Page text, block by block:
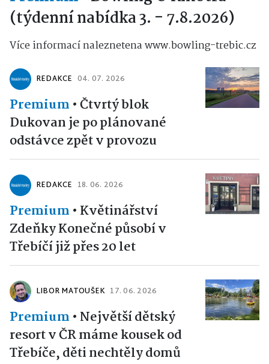
(týdenní nabídka 3. - 7.8.2026)
Více informací naleznetena www.bowling-trebic.cz
REDAKCE 04. 07. 2026
Premium •Čtvrtý blok
Dukovan je po plánované
odstávce zpět v provozu
REDAKCE 18. 06. 2026
Premium • Květinářství
Zdeňky Konečné působí v
Třebíčí již přes 20 let
LIBOR MATOUŠEK 17. 06. 2026
Premium • Největší dětský
resort v ČR máme kousek od
Třebíče, děti nechtěly domů